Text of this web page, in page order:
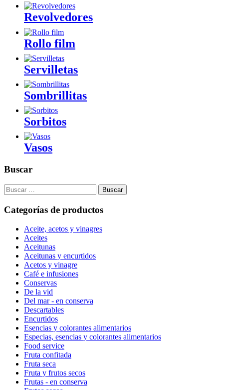
Revolvedores
Rollo film
Servilletas
Sombrillitas
Sorbitos
Vasos
Buscar
Search
for:
Categorías de productos
Aceite, acetos y vinagres
Aceites
Aceitunas
Aceitunas y encurtidos
Acetos y vinagre
Café e infusiones
Conservas
De la vid
Del mar - en conserva
Descartables
Encurtidos
Esencias y colorantes alimentarios
Especias, esencias y colorantes alimentarios
Food service
Fruta confitada
Fruta seca
Fruta y frutos secos
Frutas - en conserva